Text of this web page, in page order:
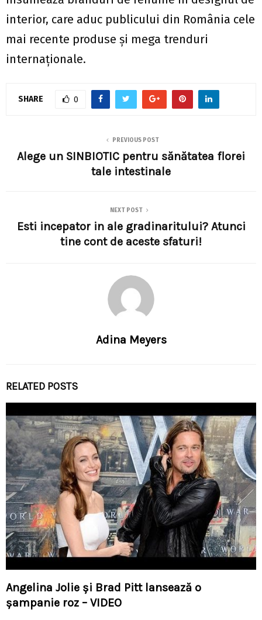
interior, care aduc publicului din România cele
mai recente produse și mega trenduri
internaționale.
SHARE 0
PREVIOUS POST
Alege un SINBIOTIC pentru sănătatea florei
tale intestinale
NEXT POST
Esti incepator in ale gradinaritului? Atunci
tine cont de aceste sfaturi!
Adina Meyers
RELATED POSTS
Angelina Jolie şi Brad Pitt lansează o
şampanie roz – VIDEO